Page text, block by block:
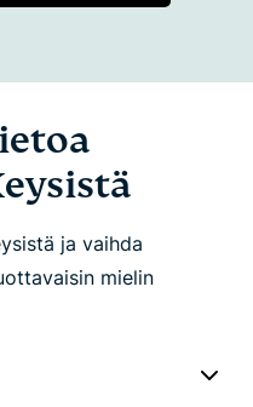
ja vaihda
mielin